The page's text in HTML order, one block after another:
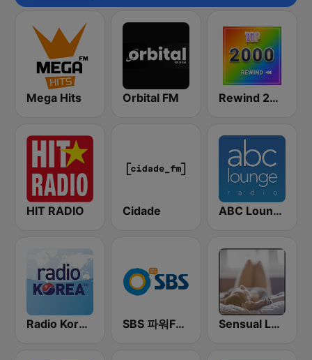
Mega Hits Orbital FM Rewind 2000's
HIT RADIO Cidade ABC Lounge Jazz
Radio Korea 1540 AM SBS 파워FM-SBS 라디오 Sensual Lounge